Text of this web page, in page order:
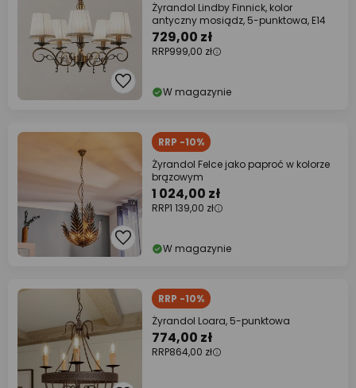
Żyrandol Lindby Finnick, kolor
antyczny mosiądz, 5-punktowa, E14
729,00 zł
RRP999,00 zł
W magazynie
RRP -10%
Żyrandol Felce jako paproć w kolorze
brązowym
1 024,00 zł
RRP1 139,00 zł
W magazynie
RRP -10%
Żyrandol Loara, 5-punktowa
774,00 zł
RRP864,00 zł